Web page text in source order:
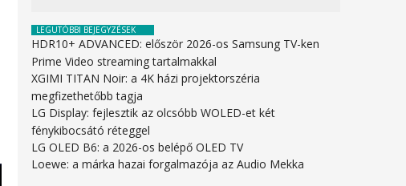
LEGUTÓBBI BEJEGYZÉSEK
HDR10+ ADVANCED: először 2026-os Samsung TV-ken
Prime Video streaming tartalmakkal
XGIMI TITAN Noir: a 4K házi projektorszéria
megfizethetőbb tagja
LG Display: fejlesztik az olcsóbb WOLED-et két
fénykibocsátó réteggel
LG OLED B6: a 2026-os belépő OLED TV
Loewe: a márka hazai forgalmazója az Audio Mekka